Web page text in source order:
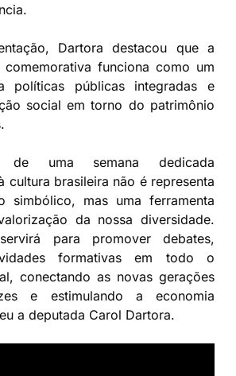
Dartora destacou que a
funciona como um
políticas públicas integradas e
social em torno do patrimônio
de uma semana dedicada
cultura brasileira não é representa
simbólico, mas uma ferramenta
da nossa diversidade.
para promover debates,
formativas em todo o
conectando as novas gerações
e estimulando a economia
a deputada Carol Dartora.